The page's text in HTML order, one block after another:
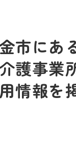
市にあ
護事業
情報を